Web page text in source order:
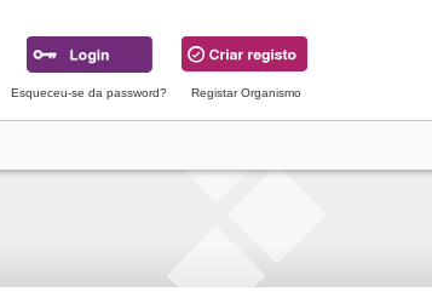
Esqueceu-se da password? Registar Organismo